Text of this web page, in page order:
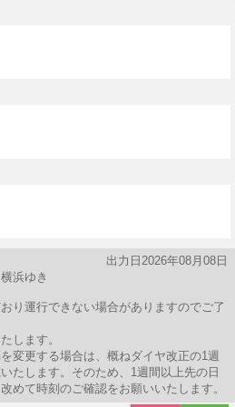
出力日2026年08月08日
浜ゆき
運行できない場合がありますのでご了
します。
変更する場合は、概ねダイヤ改正の1週
たします。そのため、1週間以上先の日
めて時刻のご確認をお願いいたします。